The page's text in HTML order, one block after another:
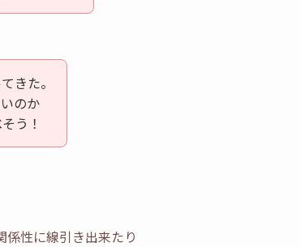
きた。
のか
う！
性に線引き出来たり